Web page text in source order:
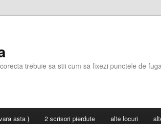
trebuie sa stii cum sa fixezi punctele de fuga
asta ) 2 scrisori pierdute alte locuri